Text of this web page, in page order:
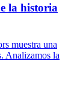
la historia
muestra una
Analizamos la